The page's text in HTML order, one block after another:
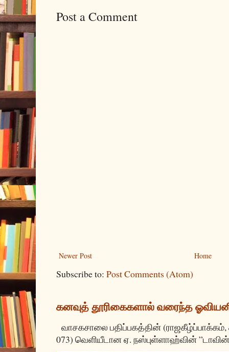
Post a Comment
Newer Post Home
Subscribe to: Post Comments (Atom)
கனவுத் தூரிகைகளால் வரைந்த
வாசகசாலை பதிப்பகத்தின்
073) வெளியீடான ஏ. நஸ்புள்ளாஹ்வின்